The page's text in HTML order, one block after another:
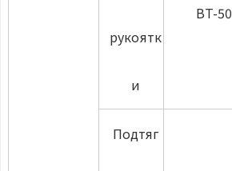
рукоятк
и
BT-50
Подтяг